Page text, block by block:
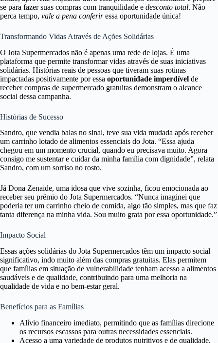
se para fazer suas compras com tranquilidade e desconto total. Não
perca tempo, vale a pena conferiressa oportunidade única!
Transformando Vidas Através de Ações Solidárias
O Jota Supermercados não é apenas uma rede de lojas. É uma
plataforma que permite transformar vidas através de suas iniciativas
solidárias. Histórias reais de pessoas que tiveram suas rotinas
impactadas positivamente por essa oportunidade imperdível de
receber compras de supermercado gratuitas demonstram o alcance
social dessa campanha.
Histórias de Sucesso
Sandro, que vendia balas no sinal, teve sua vida mudada após receber
um carrinho lotado de alimentos essenciais do Jota. “Essa ajuda
chegou em um momento crucial, quando eu precisava muito. Agora
consigo me sustentar e cuidar da minha família com dignidade”, relata
Sandro, com um sorriso no rosto.
Já Dona Zenaide, uma idosa que vive sozinha, ficou emocionada ao
receber seu prêmio do Jota Supermercados. “Nunca imaginei que
poderia ter um carrinho cheio de comida, algo tão simples, mas que faz
tanta diferença na minha vida. Sou muito grata por essa oportunidade.”
Impacto Social
Essas ações solidárias do Jota Supermercados têm um impacto social
significativo, indo muito além das compras gratuitas. Elas permitem
que famílias em situação de vulnerabilidade tenham acesso a alimentos
saudáveis e de qualidade, contribuindo para uma melhoria na
qualidade de vida e no bem-estar geral.
Benefícios para as Famílias
Alívio financeiro imediato, permitindo que as famílias direcione
os recursos escassos para outras necessidades essenciais.
Acesso a uma variedade de produtos nutritivos e de qualidade,